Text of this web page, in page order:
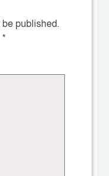
published.
*